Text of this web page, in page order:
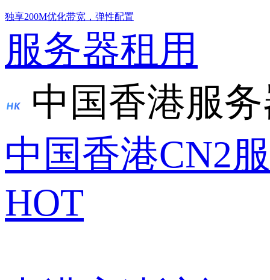
独享200M优化带宽，弹性配置
服务器租用
中国香港服
中国香港CN2
HOT